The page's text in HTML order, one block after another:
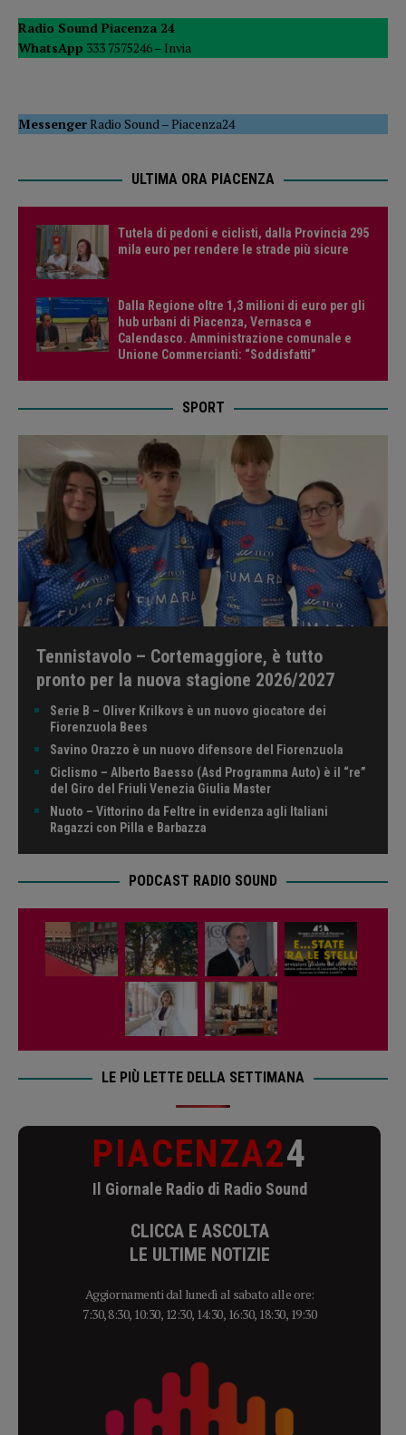
Radio Sound Piacenza 24
WhatsApp 333 7575246 – Invia
MessengerRadio Sound –Piacenza24
ULTIMA ORA PIACENZA
Tutela di pedoni e ciclisti, dalla Provincia 295
mila euro per rendere le strade più sicure
Dalla Regione oltre 1,3 milioni di euro per gli
hub urbani di Piacenza, Vernasca e
Calendasco. Amministrazione comunale e
Unione Commercianti: “Soddisfatti”
SPORT
Tennistavolo – Cortemaggiore, è tutto
pronto per la nuova stagione 2026/2027
Serie B – Oliver Krilkovs è un nuovo giocatore dei
Fiorenzuola Bees
Savino Orazzo è un nuovo difensore del Fiorenzuola
Ciclismo – Alberto Baesso (Asd Programma Auto) è il “re”
del Giro del Friuli Venezia Giulia Master
Nuoto – Vittorino da Feltre in evidenza agli Italiani
Ragazzi con Pilla e Barbazza
PODCAST RADIO SOUND
LE PIÙ LETTE DELLA SETTIMANA
PIACENZA24
Il Giornale Radio di Radio Sound
CLICCA E ASCOLTA
LE ULTIME NOTIZIE
Aggiornamenti dal lunedì al sabato alle ore:
7:30, 8:30, 10:30, 12:30, 14:30, 16:30, 18:30, 19:30